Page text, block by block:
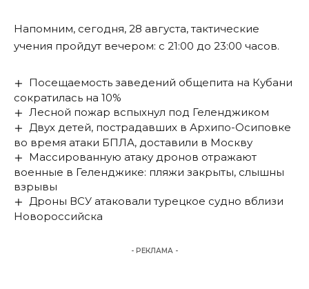
Напомним, сегодня, 28 августа, тактические
учения пройдут вечером: с 21:00 до 23:00 часов.
Посещаемость заведений общепита на Кубани
сократилась на 10%
Лесной пожар вспыхнул под Геленджиком
Двух детей, пострадавших в Архипо-Осиповке
во время атаки БПЛА, доставили в Москву
Массированную атаку дронов отражают
военные в Геленджике: пляжи закрыты, слышны
взрывы
Дроны ВСУ атаковали турецкое судно вблизи
Новороссийска
- РЕКЛАМА -